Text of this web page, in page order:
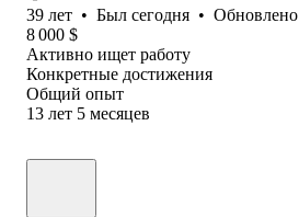
39 лет • Был сегодня • Обновлено
8 000 $
Активно ищет работу
Конкретные достижения
Общий опыт
13 лет 5 месяцев